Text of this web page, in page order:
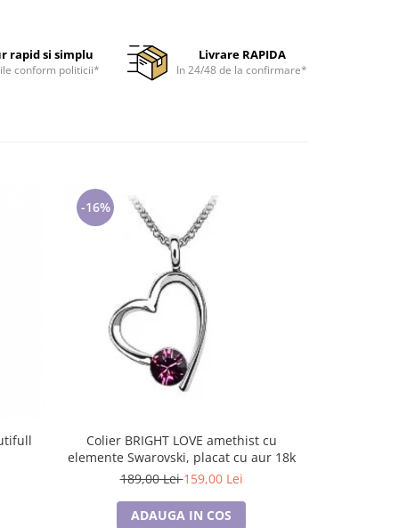
rapid si simplu
conform politicii*
Livrare RAPIDA
In 24/48 de la confirmare*
-16%
Colier BRIGHT LOVE amethist cu
elemente Swarovski, placat cu aur 18k
189,00 Lei159,00 Lei
ADAUGA IN COS